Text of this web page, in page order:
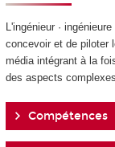
L'ingénieur ·
concevoir et de piloter
média intégrant à la
des aspects
Compétences